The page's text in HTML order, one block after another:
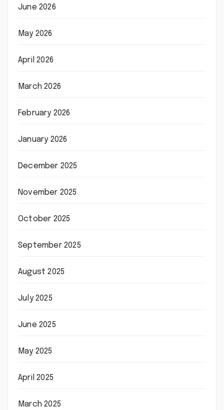
June 2026
May 2026
April 2026
March 2026
February 2026
January 2026
December 2025
November 2025
October 2025
September 2025
August 2025
July 2025
June 2025
May 2025
April 2025
March 2025